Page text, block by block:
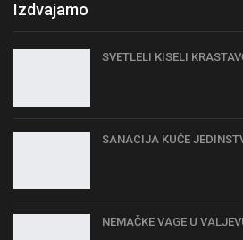
Izdvajamo
SVETLELI KISELI
SANACIJA KUĆE
NEMAČKE VAGE U